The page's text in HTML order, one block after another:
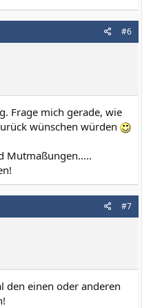
#6
Frage mich gerade, wie
wünschen würden
Mutmaßungen.....
#7
den einen oder anderen